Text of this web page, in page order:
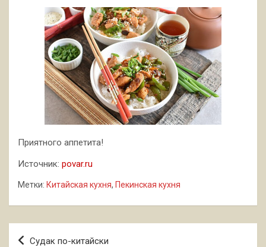
Приятного аппетита!
Источник: povar.ru
Метки: Китайская кухня, Пекинская кухня
Навигация
Судак по-китайски